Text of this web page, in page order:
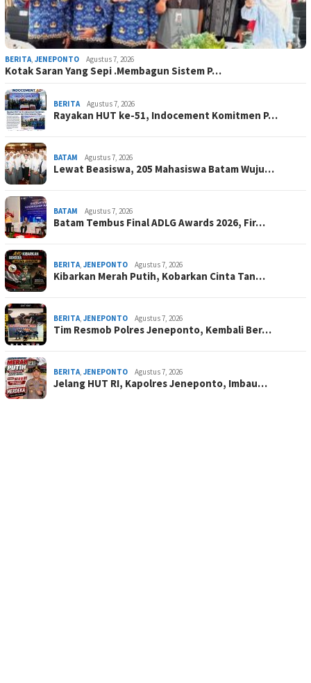
BERITA, JENEPONTO Agustus 7, 2026
Kotak Saran Yang Sepi .Membagun Sistem P…
BERITA Agustus 7, 2026
Rayakan HUT ke-51, Indocement Komitmen P…
BATAM Agustus 7, 2026
Lewat Beasiswa, 205 Mahasiswa Batam Wuju…
BATAM Agustus 7, 2026
Batam Tembus Final ADLG Awards 2026, Fir…
BERITA, JENEPONTO Agustus 7, 2026
Kibarkan Merah Putih, Kobarkan Cinta Tan…
BERITA, JENEPONTO Agustus 7, 2026
Tim Resmob Polres Jeneponto, Kembali Ber…
BERITA, JENEPONTO Agustus 7, 2026
Jelang HUT RI, Kapolres Jeneponto, Imbau…